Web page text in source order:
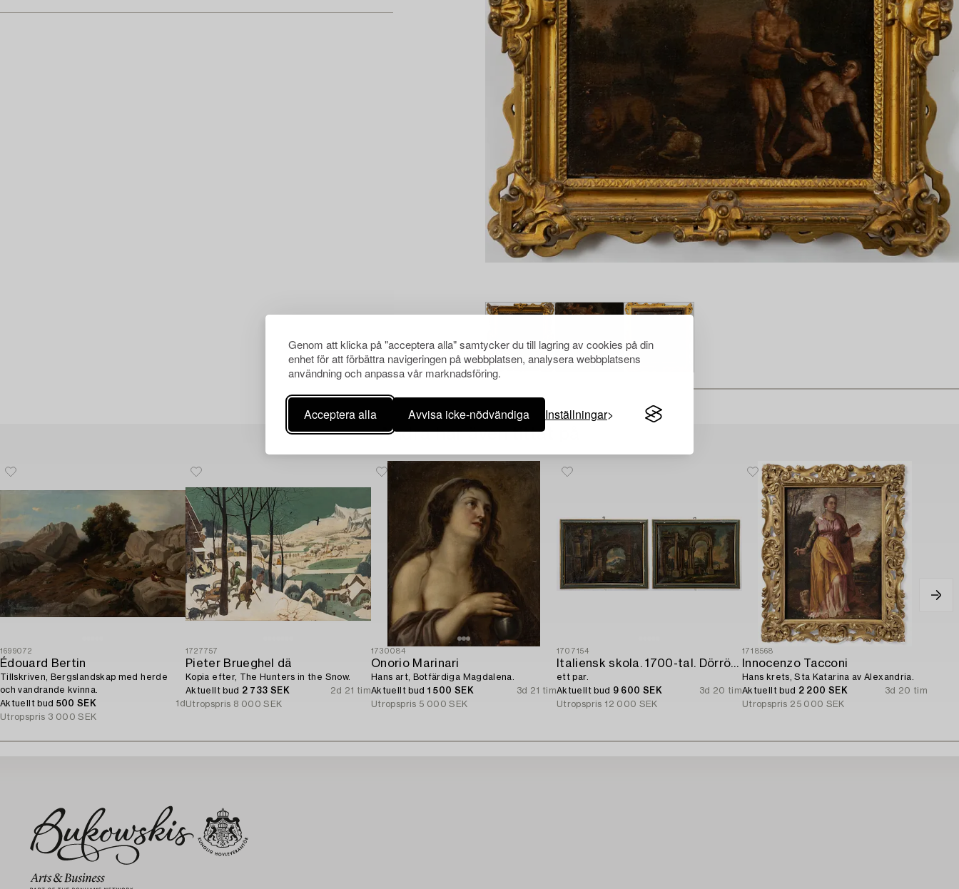
Genom att klicka på "acceptera alla" samtycker du till lagring av cookies på din
enhet för att förbättra navigeringen på webbplatsen, analysera webbplatsens
användning och anpassa vår marknadsföring.
Acceptera alla Avvisa icke-nödvändiga Inställningar
Andra har även tittat på
1699072
Édouard Bertin
Tillskriven, Bergslandskap med herde
och vandrande kvinna.
Aktuellt bud 500 SEK
1d
Utropspris 3 000 SEK
1727757
Pieter Brueghel dä
Kopia efter, The Hunters in the Snow.
Aktuellt bud 2 733 SEK
2d 21 tim
Utropspris 8 000 SEK
1730084
Onorio Marinari
Hans art, Botfärdiga Magdalena.
Aktuellt bud 1 500 SEK
3d 21 tim
Utropspris 5 000 SEK
1707154
Italiensk skola. 1700-tal. Dörröverstycken,
ett par.
Aktuellt bud 9 600 SEK
3d 20 tim
Utropspris 12 000 SEK
1718568
Innocenzo Tacconi
Hans krets, Sta Katarina av Alexandria.
Aktuellt bud 2 200 SEK
3d 20 tim
Utropspris 25 000 SEK